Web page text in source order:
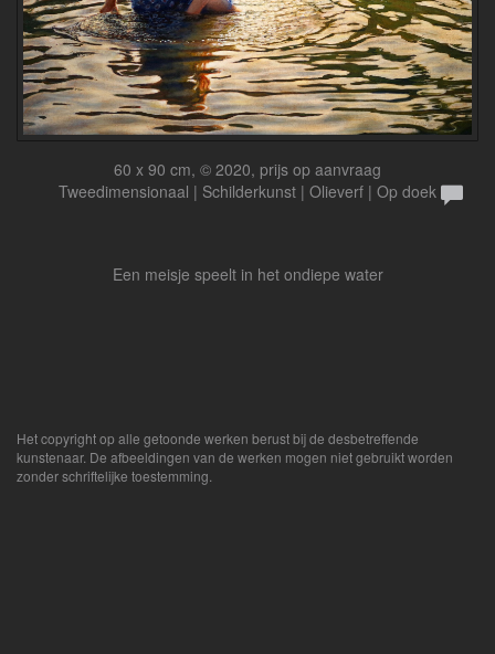
60 x 90 cm, © 2020, prijs op aanvraag
Tweedimensionaal | Schilderkunst | Olieverf | Op doek
Een meisje speelt in het ondiepe water
Het copyright op alle getoonde werken berust bij de desbetreffende
kunstenaar. De afbeeldingen van de werken mogen niet gebruikt worden
zonder schriftelijke toestemming.